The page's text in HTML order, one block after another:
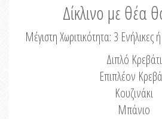
Δίκλινο με θέα
Μέγιστη Χωριτικότητα: 3 Ενήλικες
Διπλό Κρεβάτι
Επιπλέον
Κουζινάκι
Μπάνιο